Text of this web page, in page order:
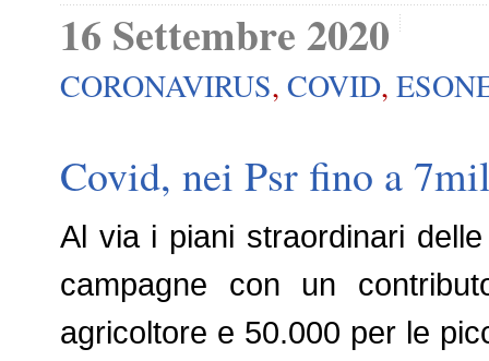
16 Settembre 2020
CORONAVIRUS, COVID,
Covid, nei Psr fino a
Al via i piani straordinari
campagne con un
agricoltore e 50.000 per le